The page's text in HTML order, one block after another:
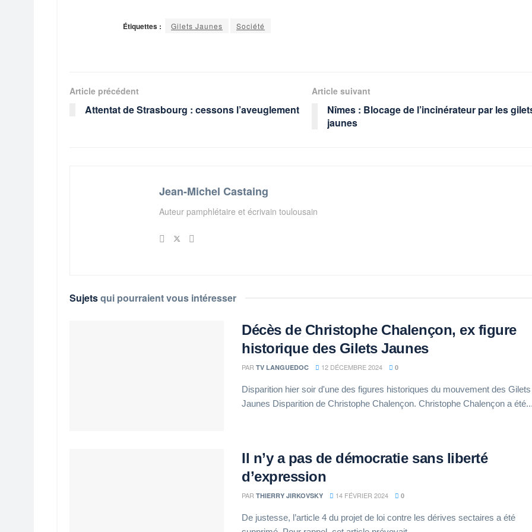
Étiquettes : Gilets Jaunes Société
Article précédent
Attentat de Strasbourg : cessons l’aveuglement
Article suivant
Nîmes : Blocage de l’incinérateur par les
jaunes
Jean-Michel Castaing
Auteur pamphlétaire et écrivain toulousain
Sujetsqui pourraient vous intéresser
Décès de Christophe Chalençon, ex figure
historique des Gilets Jaunes
PAR TV LANGUEDOC 12 DÉCEMBRE 2024 0
Disparition hier soir d'une des figures historiques du mouvement des Gilets
Jaunes Disparition de Christophe Chalençon. Christophe Chalençon a
Il n’y a pas de démocratie sans liberté
d’expression
PAR THIERRY JIRKOVSKY 14 FÉVRIER 2024 0
De justesse, l’article 4 du projet de loi contre les dérives sectaires a été